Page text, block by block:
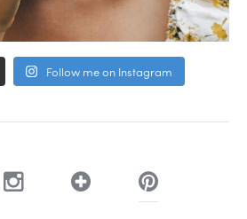
Follow me on Instagram